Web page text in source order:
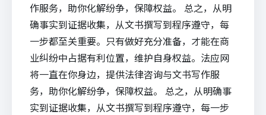
作服务，助你化解纷争，保障权益。 总之，从明
确事实到证据收集，从文书撰写到程序遵守，每
一步都至关重要。只有做好充分准备，才能在商
业纠纷中占据有利位置，维护自身权益。法应网
将一直在你身边，提供法律咨询与文书写作服
务，助你化解纷争，保障权益。 总之，从明确事
实到证据收集，从文书撰写到程序遵守，每一步